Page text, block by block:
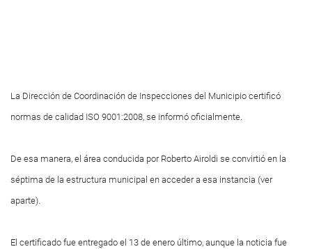
La Dirección de Coordinación de Inspecciones del Municipio certificó
normas de calidad ISO 9001:2008, se informó oficialmente.
De esa manera, el área conducida por Roberto Airoldi se convirtió en la
séptima de la estructura municipal en acceder a esa instancia (ver
aparte).
El certificado fue entregado el 13 de enero último, aunque la noticia fue